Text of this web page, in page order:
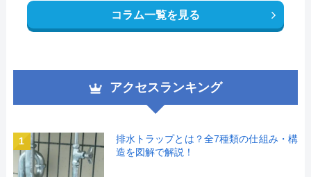
コラム一覧を見る
アクセスランキング
1
排水トラップとは？全7種類の仕組み・構
造を図解で解説！